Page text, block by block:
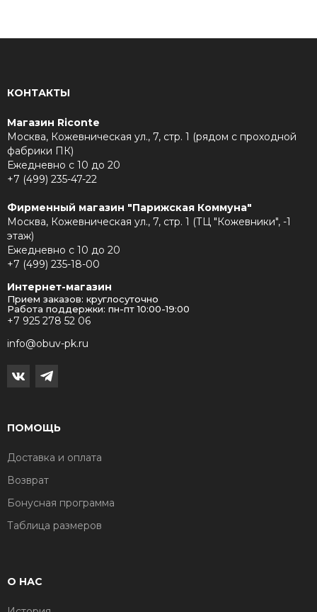
КОНТАКТЫ
Магазин Riconte
Москва, Кожевническая ул., 7, стр. 1 (рядом с проходной
фабрики ПК)
Ежедневно с 10 до 20
+7 (499) 235-47-22
Фирменный магазин "Парижская Коммуна"
Москва, Кожевническая ул., 7, стр. 1 (ТЦ "Кожевники", -1
этаж)
Ежедневно с 10 до 20
+7 (499) 235-18-00
Интернет-магазин
Прием заказов: круглосуточно
Работа поддержки: пн-пт 10:00-19:00
+7 925 278 52 06
info@obuv-pk.ru
ПОМОЩЬ
Доставка и оплата
Возврат
Бонусная программа
Таблица размеров
О НАС